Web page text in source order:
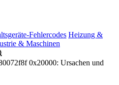
Fehlercodes Heizung &
& Maschinen
0x20000: Ursachen und